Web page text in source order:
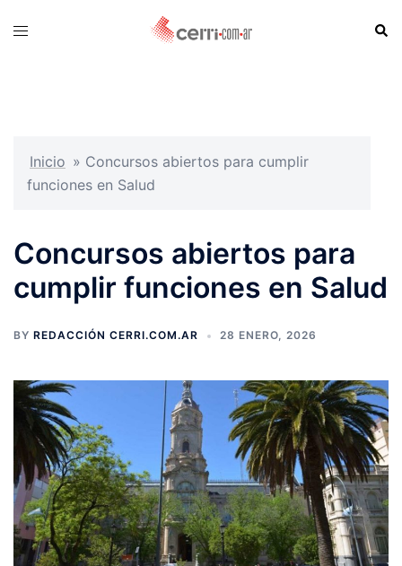
Toggle
Inicio » Concursos abiertos para cumplir
funciones en Salud
Concursos abiertos para
cumplir funciones en Salud
BY REDACCIÓN CERRI.COM.AR 28 ENERO, 2026